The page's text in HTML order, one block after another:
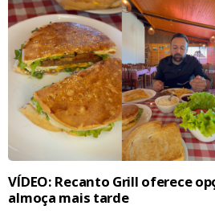
VÍDEO: Recanto Grill oferece
almoça mais tarde